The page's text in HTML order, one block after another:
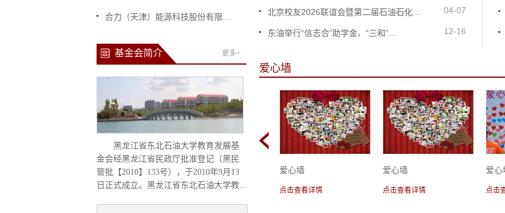
04-07
北京校友2026联谊会暨第二届石油石化...
12-16
东油举行“信志合”助学金、“三和”...
爱心墙
爱心墙
点击查看详情
爱心墙
点击查看详情
爱心墙
点击查看详情
爱
点击
合力（天津）能源科技股份有限...
更多+
基金会简介
黑龙江省东北石油大学教育发展基
金会经黑龙江省民政厅批准登记（黑民
管批【2010】133号），于2010年9月13
日正式成立。黑龙江省东北石油大学教...